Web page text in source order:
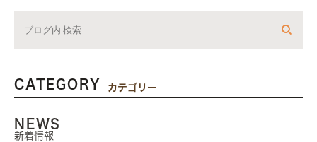
CATEGORY カテゴリー
NEWS
新着情報